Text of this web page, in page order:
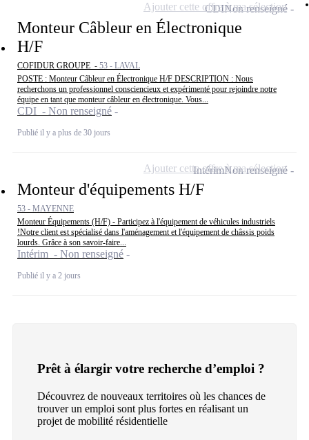
Monteur Câbleur en Électronique
H/F
COFIDUR GROUPE - 53 - LAVAL
POSTE : Monteur Câbleur en Électronique H/F DESCRIPTION : Nous
recherchons un professionnel consciencieux et expérimenté pour rejoindre notre
équipe en tant que monteur câbleur en électronique. Vous...
CDI - Non renseigné
Publié il y a plus de 30 jours
CDINon renseigné
Ajouter cette offre à ma sélection
Monteur d'équipements H/F
53 - MAYENNE
Monteur Équipements (H/F) - Participez à l'équipement de véhicules industriels
!Notre client est spécialisé dans l'aménagement et l'équipement de châssis poids
lourds. Grâce à son savoir-faire...
Intérim - Non renseigné
Publié il y a 2 jours
IntérimNon renseigné
Ajouter cette offre à ma sélection
Prêt à élargir votre recherche d’emploi ?
Découvrez de nouveaux territoires où les chances de
trouver un emploi sont plus fortes en réalisant un
projet de mobilité résidentielle